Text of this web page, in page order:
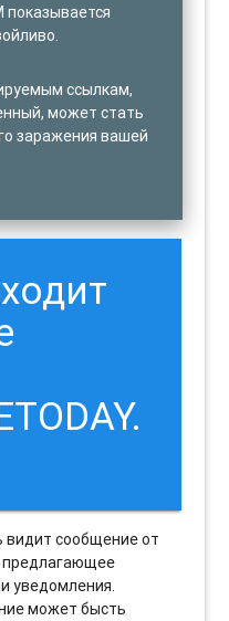
показывается
ссылкам,
может стать
заражения вашей
видит сообщение от
предлагающее
уведомления.
может бысть